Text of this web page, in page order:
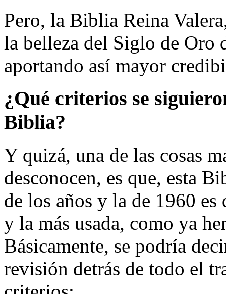
Pero, la Biblia Reina
la belleza del Siglo de Oro
aportando así mayor
¿Qué criterios se
Biblia?
Y quizá, una de las cosas
desconocen, es que, esta
de los años y la de 1960
y la más usada, como ya
Básicamente, se podría
revisión detrás de todo el